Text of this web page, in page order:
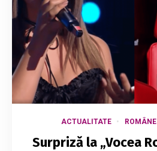
ACTUALITATE
Surpriză la „Vocea